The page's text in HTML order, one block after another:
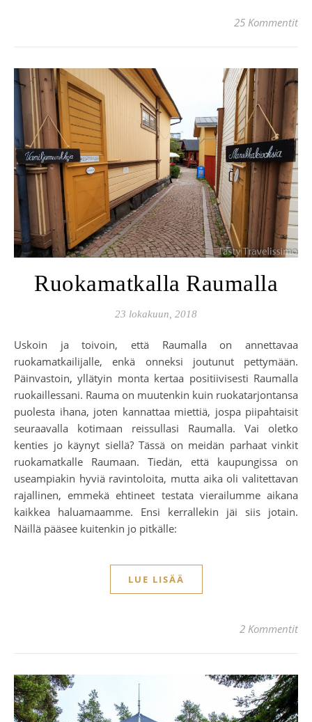
25 Kommentit
Ruokamatkalla Raumalla
23 lokakuun, 2018
Uskoin ja toivoin, että Raumalla on annettavaa
ruokamatkailijalle, enkä onneksi joutunut pettymään.
Päinvastoin, yllätyin monta kertaa positiivisesti Raumalla
ruokaillessani. Rauma on muutenkin kuin ruokatarjontansa
puolesta ihana, joten kannattaa miettiä, jospa piipahtaisit
seuraavalla kotimaan reissullasi Raumalla. Vai oletko
kenties jo käynyt siellä? Tässä on meidän parhaat vinkit
ruokamatkalle Raumaan. Tiedän, että kaupungissa on
useampiakin hyviä ravintoloita, mutta aika oli valitettavan
rajallinen, emmekä ehtineet testata vierailumme aikana
kaikkea haluamaamme. Ensi kerrallekin jäi siis jotain.
Näillä pääsee kuitenkin jo pitkälle:
LUE LISÄÄ
2 Kommentit